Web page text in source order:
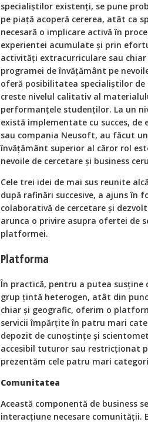
specialiştilor existenţi, se pune
pe piaţă acoperă cererea, atât ca
necesară o implicare activă în
experientei acumulate şi prin
activităţi extracurriculare sau
programei de învăţământ pe
oferă posibilitatea specialiştilor de
creste nivelul calitativ al
performanţele studenţilor. La un
există implementate cu succes,
sau compania Neusoft, au făcut
învăţământ superior al căror rol
nevoile de cercetare şi business
Cele trei idei de mai sus reunite
după rafinări succesive, a ajuns în
colaborativă de cercetare şi
arunca o privire asupra ofertei de
platformei.
Platforma
În practică, pentru a putea susţine
grup ţintă heterogen, atât din
chiar şi geografic, oferim o
servicii împărţite în patru mari
depozit de cunoştinţe şi
accesibil tuturor sau restricţionat
prezentăm cele patru mari
Comunitatea
Această componentă de business
interacţiune necesare comunităţii.